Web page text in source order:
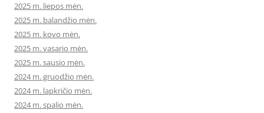
2025 m. liepos mėn.
2025 m. balandžio mėn.
2025 m. kovo mėn.
2025 m. vasario mėn.
2025 m. sausio mėn.
2024 m. gruodžio mėn.
2024 m. lapkričio mėn.
2024 m. spalio mėn.